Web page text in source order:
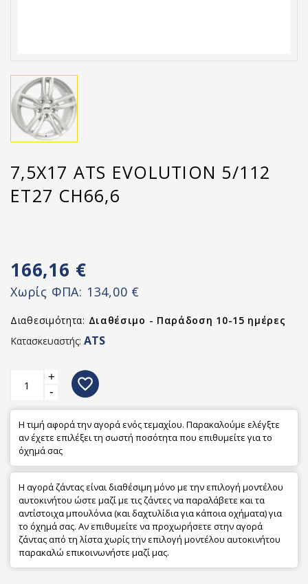
7,5X17 ATS EVOLUTION 5/112
ET27 CH66,6
166,16 €
Χωρίς ΦΠΑ: 134,00 €
Διαθεσιμότητα: Διαθέσιμο - Παράδοση 10-15 ημέρες
Κατασκευαστής: ATS
+
-
favorite_border
Η τιμή αφορά την αγορά ενός τεμαχίου. Παρακαλούμε ελέγξτε
αν έχετε επιλέξει τη σωστή ποσότητα που επιθυμείτε για το
όχημά σας
Η αγορά ζάντας είναι διαθέσιμη μόνο με την επιλογή μοντέλου
αυτοκινήτου ώστε μαζί με τις ζάντες να παραλάβετε και τα
αντίστοιχα μπουλόνια (και δαχτυλίδια για κάποια οχήματα) για
το όχημά σας. Αν επιθυμείτε να προχωρήσετε στην αγορά
ζάντας από τη λίστα χωρίς την επιλογή μοντέλου αυτοκινήτου
παρακαλώ επικοινωνήστε μαζί μας.